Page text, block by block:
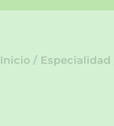
Inicio / Especialidad